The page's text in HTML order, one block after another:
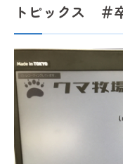
トピックス ＃